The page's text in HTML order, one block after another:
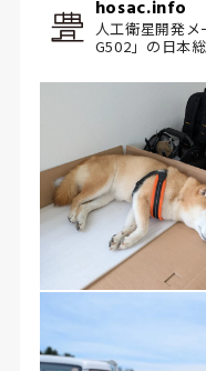
hosac.info
人工衛星開発
G502」の日本